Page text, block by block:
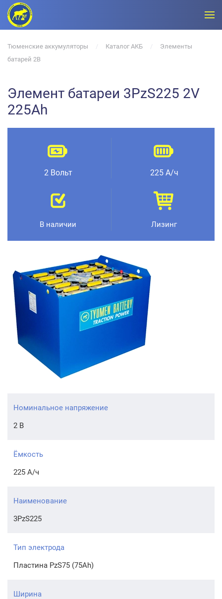
Тюменские аккумуляторы Каталог АКБ
Элементы
батарей 2В
Элемент батареи 3PzS225 2V
225Ah
2 Вольт 225 А/ч
В наличии Лизинг
Номинальное напряжение
2 В
Ёмкость
225 А/ч
Наименование
3PzS225
Тип электрода
Пластина PzS75 (75Ah)
Ширина